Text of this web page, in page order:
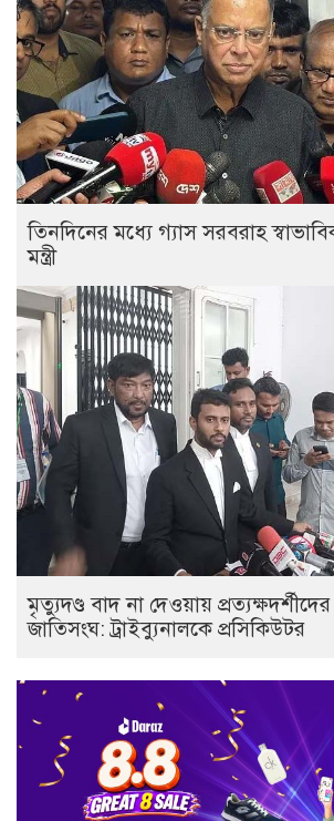
তিনদিনের মধ্যে গ্যাস সরবরাহ
মন্ত্রী
মৃত্যুদণ্ড বাদ না দেওয়ায়
জাতিসংঘ: ট্রাইব্যুনালকে প্রসিকিউটর